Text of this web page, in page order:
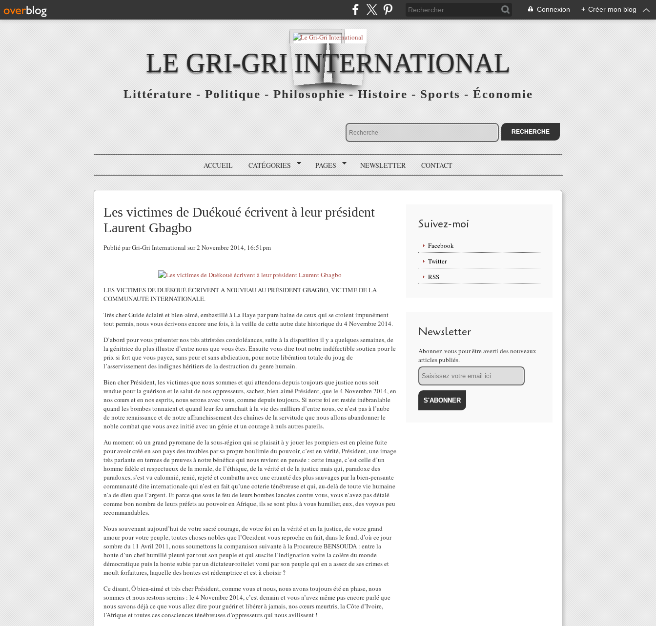
Connexion + Créer mon blog
LE GRI-GRI INTERNATIONAL
Littérature - Politique - Philosophie - Histoire - Sports - Économie
ACCUEIL CATÉGORIES PAGES NEWSLETTER CONTACT
Les victimes de Duékoué écrivent à leur président
Laurent Gbagbo
Publié par Gri-Gri International sur 2 Novembre 2014, 16:51pm
LES VICTIMES DE DUÉKOUÉ ÉCRIVENT A NOUVEAU AU PRÉSIDENT GBAGBO, VICTIME DE LA
COMMUNAUTÉ INTERNATIONALE.
Très cher Guide éclairé et bien-aimé, embastillé à La Haye par pure haine de ceux qui se croient impunément
tout permis, nous vous écrivons encore une fois, à la veille de cette autre date historique du 4 Novembre 2014.
D’abord pour vous présenter nos très attristées condoléances, suite à la disparition il y a quelques semaines, de
la génitrice du plus illustre d’entre nous que vous êtes. Ensuite vous dire tout notre indéfectible soutien pour le
prix si fort que vous payez, sans peur et sans abdication, pour notre libération totale du joug de
l’asservissement des indignes héritiers de la destruction du genre humain.
Bien cher Président, les victimes que nous sommes et qui attendons depuis toujours que justice nous soit
rendue pour la guérison et le salut de nos oppresseurs, sachez, bien-aimé Président, que le 4 Novembre 2014, en
nos cœurs et en nos esprits, nous serons avec vous, comme depuis toujours. Si notre foi est restée inébranlable
quand les bombes tonnaient et quand leur feu arrachait à la vie des milliers d’entre nous, ce n’est pas à l’aube
de notre renaissance et de notre affranchissement des chaînes de la servitude que nous allons abandonner le
noble combat que vous avez initié avec un génie et un courage à nuls autres pareils.
Au moment où un grand pyromane de la sous-région qui se plaisait à y jouer les pompiers est en pleine fuite
pour avoir créé en son pays des troubles par sa propre boulimie du pouvoir, c’est en vérité, Président, une image
très parlante en termes de preuves à notre bénéfice qui nous revient en pensée : cette image, c’est celle d’un
homme fidèle et respectueux de la morale, de l’éthique, de la vérité et de la justice mais qui, paradoxe des
paradoxes, s’est vu calomnié, renié, rejeté et combattu avec une cruauté des plus sauvages par la bien-pensante
communauté dite internationale qui n’est en fait qu’une coterie ténébreuse et qui, au-delà de toute vie humaine
n’a de dieu que l’argent. Et parce que sous le feu de leurs bombes lancées contre vous, vous n’avez pas détalé
comme bon nombre de leurs préfets au pouvoir en Afrique, ils se sont plus à vous humilier, eux, des voyous peu
recommandables.
Nous souvenant aujourd’hui de votre sacré courage, de votre foi en la vérité et en la justice, de votre grand
amour pour votre peuple, toutes choses nobles que l’Occident vous reproche en fait, dans le fond, d’où ce jour
sombre du 11 Avril 2011, nous soumettons la comparaison suivante à la Procureure BENSOUDA : entre la
honte d’un chef humilié pleuré par tout son peuple et qui suscite l’indignation voire la colère du monde
démocratique puis la honte subie par un dictateur-roitelet vomi par son peuple qui en a assez de ses crimes et
moult forfaitures, laquelle des hontes est rédemptrice et est à choisir ?
Ce disant, Ô bien-aimé et très cher Président, comme vous et nous, nous avons toujours été en phase, nous
sommes et nous restons sereins : le 4 Novembre 2014, c’est demain et vous n’avez même pas encore parlé que
nous savons déjà ce que vous allez dire pour guérir et libérer à jamais, nos cœurs meurtris, la Côte d’Ivoire,
l’Afrique et toutes ces consciences ténébreuses d’oppresseurs qui nous avilissent !
Suivez-moi
Facebook
Twitter
RSS
Newsletter
Abonnez-vous pour être averti des nouveaux
articles publiés.
Email